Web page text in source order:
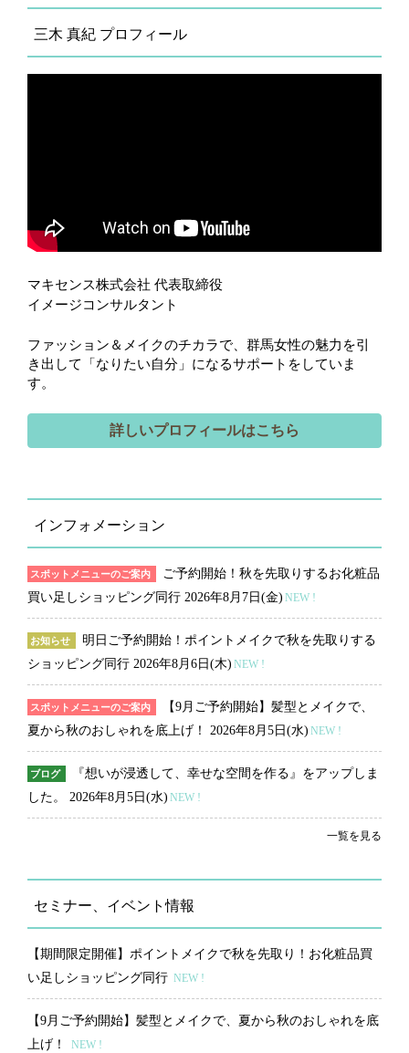
三木 真紀 プロフィール
マキセンス株式会社 代表取締役
イメージコンサルタント
ファッション＆メイクのチカラで、群馬女性の魅力を引
き出して「なりたい自分」になるサポートをしていま
す。
詳しいプロフィールはこちら
インフォメーション
スポットメニューのご案内
ご予約開始！秋を先取りするお化粧品
買い足しショッピング同行 2026年8月7日(金) NEW !
お知らせ
明日ご予約開始！ポイントメイクで秋を先取りする
ショッピング同行 2026年8月6日(木) NEW !
スポットメニューのご案内
【9月ご予約開始】髪型とメイクで、
夏から秋のおしゃれを底上げ！ 2026年8月5日(水) NEW !
ブログ
『想いが浸透して、幸せな空間を作る』をアップしま
した。 2026年8月5日(水) NEW !
一覧を見る
セミナー、イベント情報
【期間限定開催】ポイントメイクで秋を先取り！お化粧品買
い足しショッピング同行 NEW !
【9月ご予約開始】髪型とメイクで、夏から秋のおしゃれを底
上げ！
NEW !